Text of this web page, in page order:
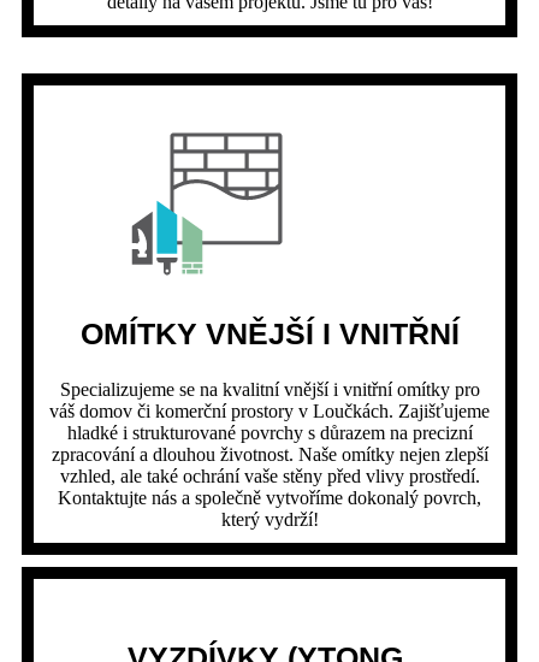
OMÍTKY VNĚJŠÍ I VNITŘNÍ
Specializujeme se na kvalitní vnější i vnitřní omítky pro
váš domov či komerční prostory v Loučkách. Zajišťujeme
hladké i strukturované povrchy s důrazem na precizní
zpracování a dlouhou životnost. Naše omítky nejen zlepší
vzhled, ale také ochrání vaše stěny před vlivy prostředí.
Kontaktujte nás a společně vytvoříme dokonalý povrch,
který vydrží!